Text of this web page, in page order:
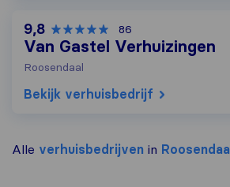
9,8 86
Van Gastel Verhuizingen
Roosendaal
Bekijk verhuisbedrijf
Alle verhuisbedrijven in Roosendaal